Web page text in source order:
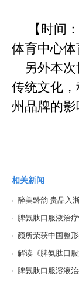
【时间
体育中心体
另外本次
传统文化
州品牌的影
相关新闻
醉美黔韵 贵品入
脾氨肽口服液治
颜所荣获中国整
解读《脾氨肽口
脾氨肽口服溶液